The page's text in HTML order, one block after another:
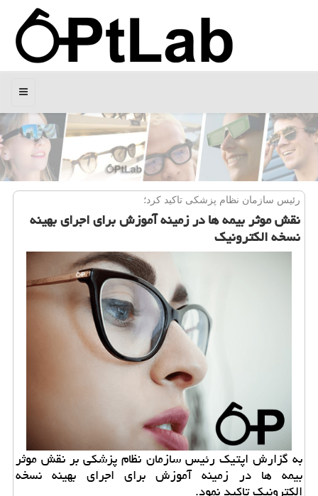
منو
رئیس سازمان نظام پزشكی تاكید كرد؛
نقش موثر بیمه ها در زمینه آموزش برای اجرای بهینه
نسخه الکترونیک
به گزارش اپتیک رئیس سازمان نظام پزشکی بر نقش موثر
بیمه ها در زمینه آموزش برای اجرای بهینه نسخه